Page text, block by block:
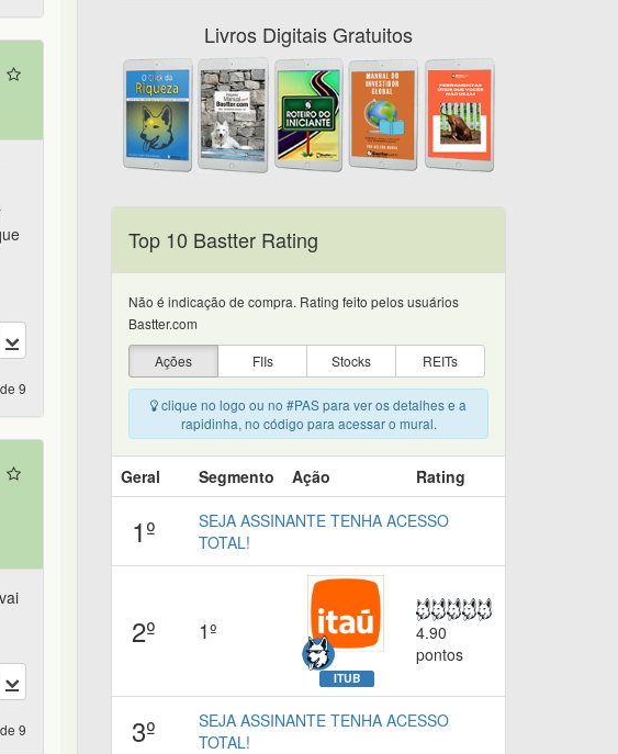
9
9
Livros Digitais Gratuitos
Top 10 Bastter Rating
Não é indicação de compra. Rating feito pelos usuários
Bastter.com
Ações
FIIs Stocks REITs
clique no logo ou no #PAS para ver os detalhes e a
rapidinha, no código para acessar o mural.
Geral Segmento Ação Rating
1º
SEJA ASSINANTE TENHA ACESSO
TOTAL!
2º 1º
ITUB
4.90
pontos
3º
SEJA ASSINANTE TENHA ACESSO
TOTAL!